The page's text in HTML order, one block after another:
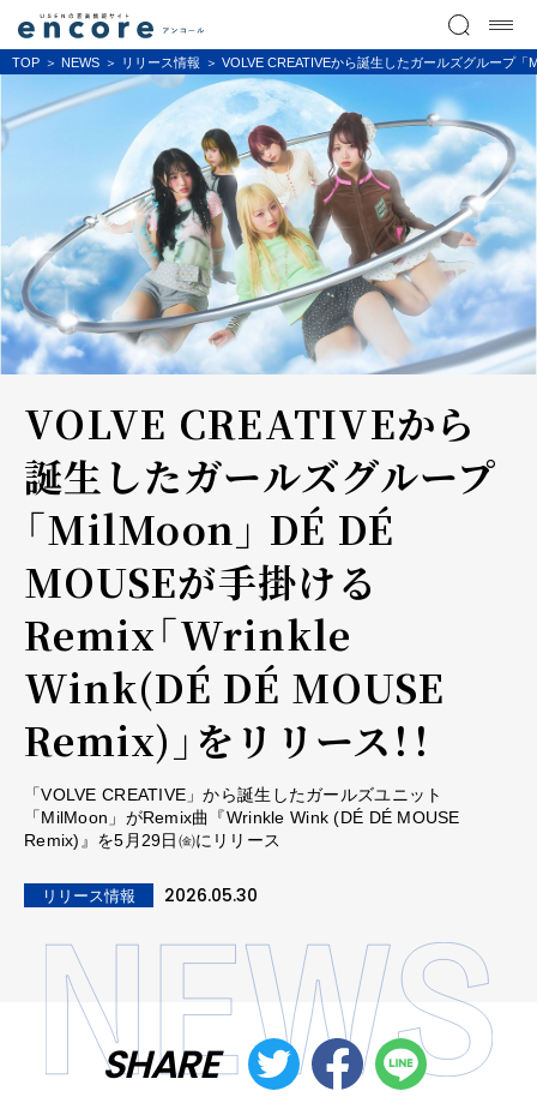
TOP NEWS リリース情報 VOLVE CREATIVEから誕生したガールズグループ
VOLVE CREATIVEから
誕生したガールズグループ
「MilMoon」 DÉ DÉ
MOUSEが手掛ける
Remix「Wrinkle
Wink(DÉ DÉ MOUSE
Remix)」をリリース！！
「VOLVE CREATIVE」から誕生したガールズユニット
「MilMoon」がRemix曲『Wrinkle Wink (DÉ DÉ MOUSE
Remix)』を5月29日㈮にリリース
リリース情報 2026.05.30
SHARE